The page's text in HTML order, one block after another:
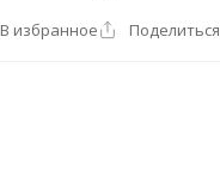
В избранное Поделиться